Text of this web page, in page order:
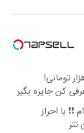
250 هزار تومانی!
کن جایزه بگیر
❗❗ با احراز